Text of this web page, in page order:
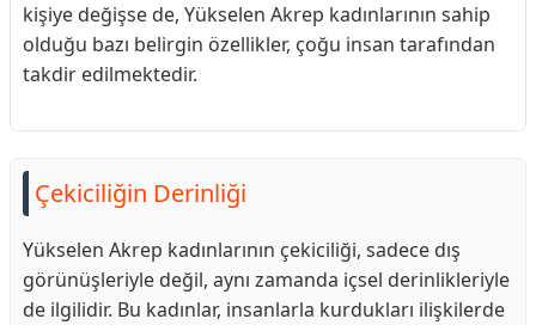
kişiye değişse de, Yükselen Akrep kadınlarının sahip
olduğu bazı belirgin özellikler, çoğu insan tarafından
takdir edilmektedir.
Çekiciliğin Derinliği
Yükselen Akrep kadınlarının çekiciliği, sadece dış
görünüşleriyle değil, aynı zamanda içsel derinlikleriyle
de ilgilidir. Bu kadınlar, insanlarla kurdukları ilişkilerde